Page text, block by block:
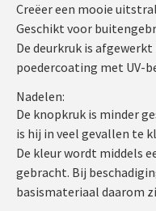
Creëer een mooie
Geschikt voor
De deurkruk is
poedercoating met UV-
Nadelen:
De knopkruk is minder
is hij in veel gevallen te
De kleur wordt middels
gebracht. Bij
basismateriaal daarom